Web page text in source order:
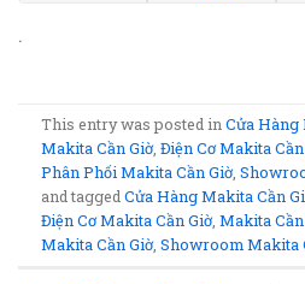
.
This entry was posted inCửa Hàng
Makita Cần Giờ,Điện Cơ Makita
Phân Phối Makita Cần Giờ,
and taggedCửa Hàng Makita Cần
Điện Cơ Makita Cần Giờ,Makita
Makita Cần Giờ,Showroom Makita